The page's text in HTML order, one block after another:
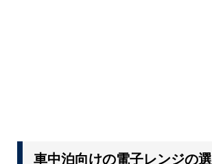
車中泊向けの電子レンジの